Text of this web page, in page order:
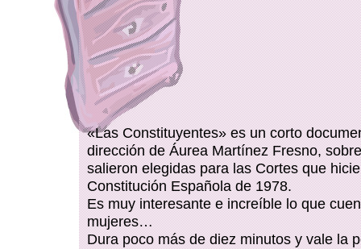
«Las Constituyentes» es un corto
dirección de Áurea Martínez Fresno,
salieron elegidas para las Cortes que
Constitución Española de 1978.
Es muy interesante e increíble lo que
mujeres…
Dura poco más de diez minutos y vale la